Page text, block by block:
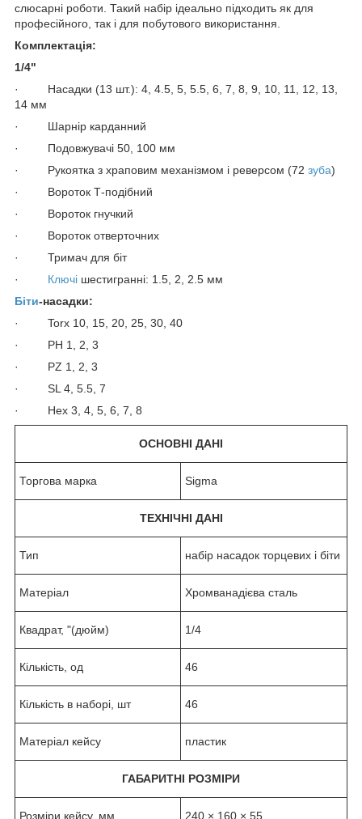
слюсарні роботи. Такий набір ідеально підходить як для
професійного, так і для побутового використання.
Комплектація:
1/4"
· Насадки (13 шт.): 4, 4.5, 5, 5.5, 6, 7, 8, 9, 10, 11, 12, 13,
14 мм
· Шарнір карданний
· Подовжувачі 50, 100 мм
· Рукоятка з храповим механізмом і реверсом (72 зуба)
· Вороток Т-подібний
· Вороток гнучкий
· Вороток отверточних
· Тримач для біт
· Ключі шестигранні: 1.5, 2, 2.5 мм
Біти-насадки:
· Torx 10, 15, 20, 25, 30, 40
· PH 1, 2, 3
· PZ 1, 2, 3
· SL 4, 5.5, 7
· Hex 3, 4, 5, 6, 7, 8
ОСНОВНІ ДАНІ
Торгова марка Sigma
ТЕХНІЧНІ ДАНІ
Тип набір насадок торцевих і біти
Матеріал Хромванадієва сталь
Квадрат, "(дюйм) 1/4
Кількість, од 46
Кількість в наборі, шт 46
Матеріал кейсу пластик
ГАБАРИТНІ РОЗМІРИ
Розміри кейсу, мм 240 × 160 × 55